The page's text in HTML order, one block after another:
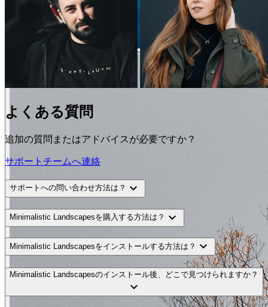
よくある質問
追加の質問またはアドバイスが必要ですか？
サポートチームへ連絡
サポートへの問い合わせ方法は？ expand_more
Minimalistic Landscapesを購入する方法は？ expand_more
Minimalistic Landscapesをインストールする方法は？ expand_more
Minimalistic Landscapesのインストール後、どこで見つけられますか？
expand_more